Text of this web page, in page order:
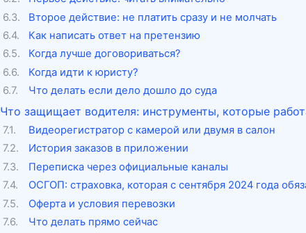
Второе действие: не платить сразу и не молчать
Как написать ответ на претензию
Когда лучше договориваться?
Когда идти к юристу?
Что делать если дело дошло до суда
Что защищает водителя: инструменты, которые
Видеорегистратор с камерой или двумя в салон
История заказов в приложении
Переписка через официальные каналы
ОСГОП: страховка, которая с сентября 2024 года
Оферта и условия перевозки
Что делать прямо сейчас